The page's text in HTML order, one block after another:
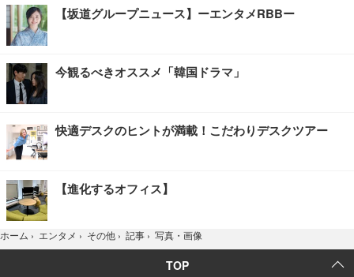
【坂道グループニュース】ーエンタメRBBー
今観るべきオススメ「韓国ドラマ」
快適デスクのヒントが満載！こだわりデスクツアー
【進化するオフィス】
ホーム › エンタメ › その他 › 記事 › 写真・画像
TOP